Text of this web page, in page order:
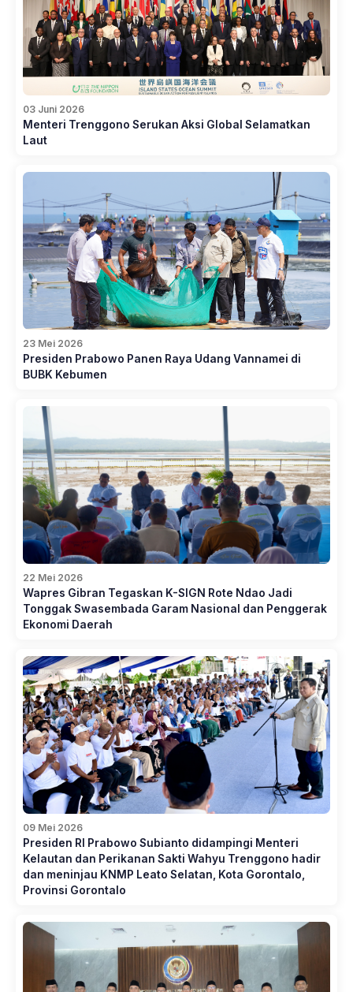
03 Juni 2026
Menteri Trenggono Serukan Aksi Global Selamatkan
Laut
23 Mei 2026
Presiden Prabowo Panen Raya Udang Vannamei di
BUBK Kebumen
22 Mei 2026
Wapres Gibran Tegaskan K-SIGN Rote Ndao Jadi
Tonggak Swasembada Garam Nasional dan Penggerak
Ekonomi Daerah
09 Mei 2026
Presiden RI Prabowo Subianto didampingi Menteri
Kelautan dan Perikanan Sakti Wahyu Trenggono hadir
dan meninjau KNMP Leato Selatan, Kota Gorontalo,
Provinsi Gorontalo